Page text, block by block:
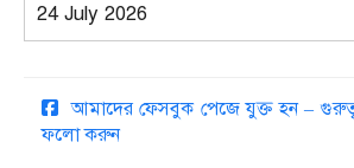
24 July 2026
আমাদের ফেসবুক পেজে যুক্ত হন –
ফলো করুন